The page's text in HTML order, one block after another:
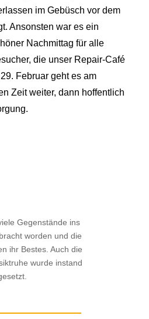
im Gebüsch vor dem
Ansonsten war es ein
Nachmittag für alle
die unser Repair-Café
Februar geht es am
Zeit weiter, dann hoffentlich
Gegenstände ins
worden und die
ihr Bestes. Auch die
wurde instand